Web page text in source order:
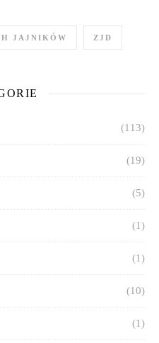
JAJNIKÓW ZJD
(113)
(19)
(5)
(1)
(1)
(10)
(1)